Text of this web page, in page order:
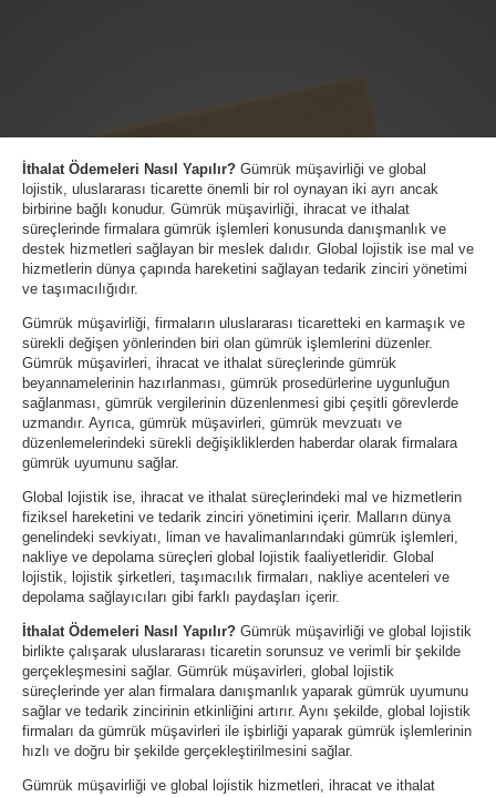
İthalat Ödemeleri Nasıl Yapılır?Gümrük müşavirliği ve global
lojistik, uluslararası ticarette önemli bir rol oynayan iki ayrı ancak
birbirine bağlı konudur. Gümrük müşavirliği, ihracat ve ithalat
süreçlerinde firmalara gümrük işlemleri konusunda danışmanlık ve
destek hizmetleri sağlayan bir meslek dalıdır. Global lojistik ise mal ve
hizmetlerin dünya çapında hareketini sağlayan tedarik zinciri yönetimi
ve taşımacılığıdır.
Gümrük müşavirliği, firmaların uluslararası ticaretteki en karmaşık ve
sürekli değişen yönlerinden biri olan gümrük işlemlerini düzenler.
Gümrük müşavirleri, ihracat ve ithalat süreçlerinde gümrük
beyannamelerinin hazırlanması, gümrük prosedürlerine uygunluğun
sağlanması, gümrük vergilerinin düzenlenmesi gibi çeşitli görevlerde
uzmandır. Ayrıca, gümrük müşavirleri, gümrük mevzuatı ve
düzenlemelerindeki sürekli değişikliklerden haberdar olarak firmalara
gümrük uyumunu sağlar.
Global lojistik ise, ihracat ve ithalat süreçlerindeki mal ve hizmetlerin
fiziksel hareketini ve tedarik zinciri yönetimini içerir. Malların dünya
genelindeki sevkiyatı, liman ve havalimanlarındaki gümrük işlemleri,
nakliye ve depolama süreçleri global lojistik faaliyetleridir. Global
lojistik, lojistik şirketleri, taşımacılık firmaları, nakliye acenteleri ve
depolama sağlayıcıları gibi farklı paydaşları içerir.
İthalat Ödemeleri Nasıl Yapılır? Gümrük müşavirliği ve global lojistik
birlikte çalışarak uluslararası ticaretin sorunsuz ve verimli bir şekilde
gerçekleşmesini sağlar. Gümrük müşavirleri, global lojistik
süreçlerinde yer alan firmalara danışmanlık yaparak gümrük uyumunu
sağlar ve tedarik zincirinin etkinliğini artırır. Aynı şekilde, global lojistik
firmaları da gümrük müşavirleri ile işbirliği yaparak gümrük işlemlerinin
hızlı ve doğru bir şekilde gerçekleştirilmesini sağlar.
Gümrük müşavirliği ve global lojistik hizmetleri, ihracat ve ithalat